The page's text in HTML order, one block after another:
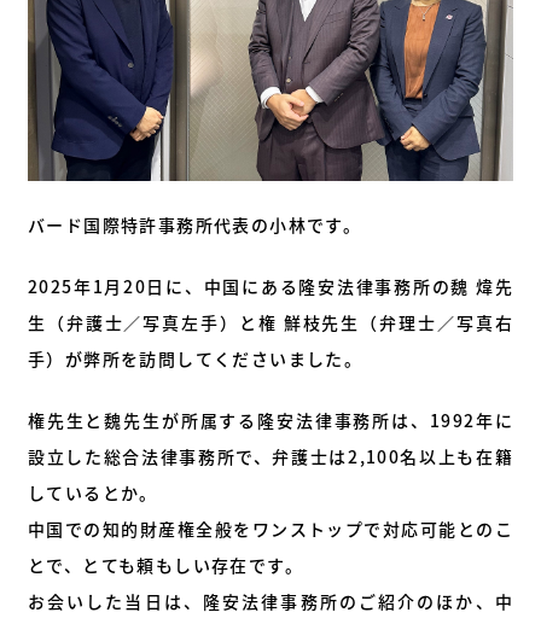
バード国際特許事務所代表の小林です。
2025年1月20日に、中国にある隆安法律事務所の魏 煒先
生（弁護士／写真左手）と権 鮮枝先生（弁理士／写真右
手）が弊所を訪問してくださいました。
権先生と魏先生が所属する隆安法律事務所は、1992年に
設立した総合法律事務所で、弁護士は2,100名以上も在籍
しているとか。
中国での知的財産権全般をワンストップで対応可能とのこ
とで、とても頼もしい存在です。
お会いした当日は、隆安法律事務所のご紹介のほか、中
お問合せフォーム
24時間ご利用可能
※ご連絡までに数日かかる場合がございます